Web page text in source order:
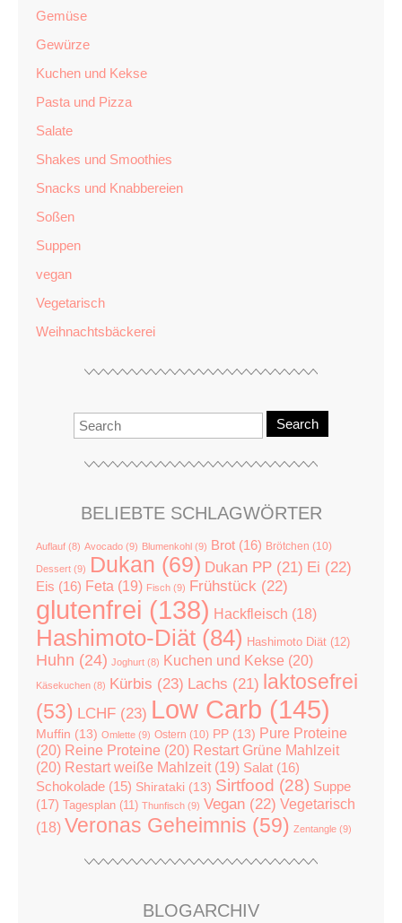
Gemüse
Gewürze
Kuchen und Kekse
Pasta und Pizza
Salate
Shakes und Smoothies
Snacks und Knabbereien
Soßen
Suppen
vegan
Vegetarisch
Weihnachtsbäckerei
Search
BELIEBTE SCHLAGWÖRTER
Auflauf (8) Avocado (9) Blumenkohl (9) Brot (16) Brötchen (10)
Dessert (9) Dukan (69) Dukan PP (21) Ei (22)
Eis (16) Feta (19) Fisch (9) Frühstück (22)
glutenfrei (138) Hackfleisch (18)
Hashimoto-Diät (84) Hashimoto Diät (12)
Huhn (24) Joghurt (8) Kuchen und Kekse (20)
Käsekuchen (8) Kürbis (23) Lachs (21) laktosefrei
(53) LCHF (23) Low Carb (145)
Muffin (13) Omlette (9) Ostern (10) PP (13) Pure Proteine
(20) Reine Proteine (20) Restart Grüne Mahlzeit
(20) Restart weiße Mahlzeit (19) Salat (16)
Schokolade (15) Shirataki (13) Sirtfood (28) Suppe
(17) Tagesplan (11) Thunfisch (9) Vegan (22) Vegetarisch
(18) Veronas Geheimnis (59) Zentangle (9)
BLOGARCHIV